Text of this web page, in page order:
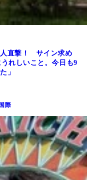
人直撃！ サイン求め
れしいこと。今日も9
」
際